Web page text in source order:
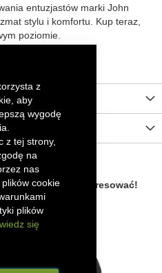
z
aby
wygodę
z tej strony,
na
nas
cookie
plików
się
entuzjastów marki John
stylu i komfortu. Kup teraz,
poziomie.
Deere.
mogą Cię zainteresować!